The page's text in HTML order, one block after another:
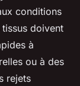
conditions
tissus doivent
à
ou à des
rejets